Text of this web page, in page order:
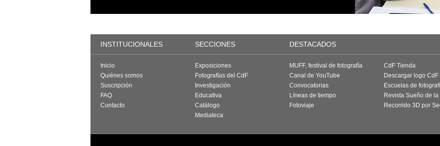
INSTITUCIONALES SECCIONES DESTACADOS
Inicio
Quiénes somos
Suscripción
FAQ
Contacto
Exposiciones
Fotografías del CdF
Investigación
Educativa
Catálogo
Mediateca
MUFF, festival de fotografía
Canal de YouTube
Convocatorias
Líneas de tiempo
Fotoviaje
CdF Tienda
Descargar logo CdF
Escuelas de
Revista Sueño de la
Recorrido 3D por